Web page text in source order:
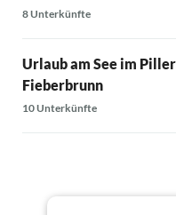
8 Unterkünfte
Urlaub am See im
Fieberbrunn
10 Unterkünfte